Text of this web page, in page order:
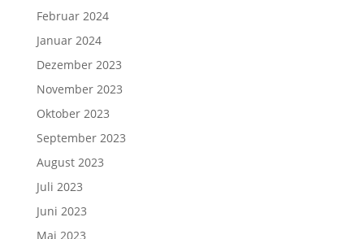
Februar 2024
Januar 2024
Dezember 2023
November 2023
Oktober 2023
September 2023
August 2023
Juli 2023
Juni 2023
Mai 2023